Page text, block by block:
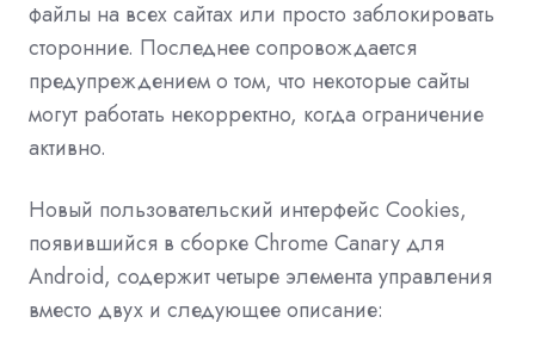
файлы на всех сайтах или просто заблокировать
сторонние. Последнее сопровождается
предупреждением о том, что некоторые сайты
могут работать некорректно, когда ограничение
активно.
Новый пользовательский интерфейс Cookies,
появившийся в сборке Chrome Canary для
Android, содержит четыре элемента управления
вместо двух и следующее описание: